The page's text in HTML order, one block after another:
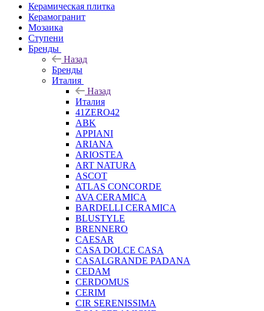
Керамическая плитка
Керамогранит
Мозаика
Ступени
Бренды
Назад
Бренды
Италия
Назад
Италия
41ZERO42
ABK
APPIANI
ARIANA
ARIOSTEA
ART NATURA
ASCOT
ATLAS CONCORDE
AVA CERAMICA
BARDELLI CERAMICA
BLUSTYLE
BRENNERO
CAESAR
CASA DOLCE CASA
CASALGRANDE PADANA
CEDAM
CERDOMUS
CERIM
CIR SERENISSIMA